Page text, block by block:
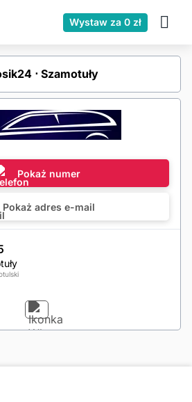
Wystaw za 0 zł
⋅ Szamotuły
Pokaż numer
Pokaż adres e-mail